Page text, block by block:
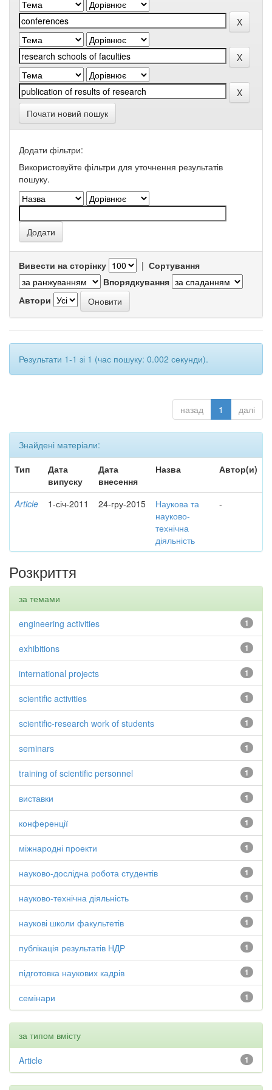
Почати новий пошук
Додати фільтри:
Використовуйте фільтри для уточнення результатів
пошуку.
Вивести на сторінку | Сортування
Впорядкування
Автори
Результати 1-1 зі 1 (час пошуку: 0.002 секунди).
назад 1 далі
Знайдені матеріали:
Тип
Дата
випуску
Дата
внесення
Назва Автор(и)
Article 1-січ-2011 24-гру-2015
Наукова та
науково-
технічна
діяльність
-
Розкриття
за темами
1
engineering activities
1
exhibitions
1
international projects
1
scientific activities
1
scientific-research work of students
1
seminars
1
training of scientific personnel
1
виставки
1
конференції
1
міжнародні проекти
1
науково-дослідна робота студентів
1
науково-технічна діяльність
1
наукові школи факультетів
1
публікація результатів НДР
1
підготовка наукових кадрів
1
семінари
за типом вмісту
1
Article